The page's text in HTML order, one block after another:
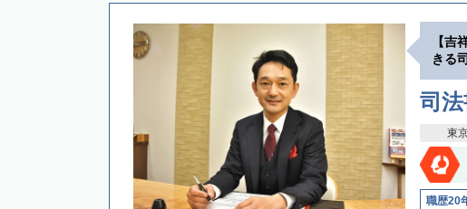
【吉
きる
司
東
職歴20